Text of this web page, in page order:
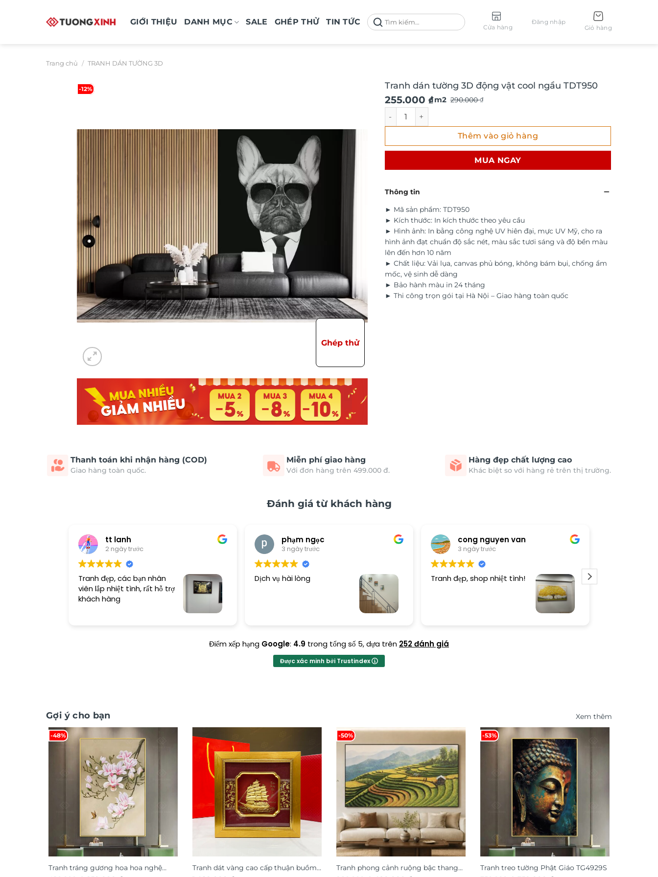
GIỚI THIỆU DANH MỤC SALE GHÉP THỬ TIN TỨC
Tìm
kiếm:
Cửa hàng
Đăng nhập
Giỏ hàng
Trang chủ / TRANH DÁN TƯỜNG 3D
-12%
Ghép thử
Tranh dán tường 3D động vật cool ngầu TDT950
290.000₫
Giá
gốc
là:
290.000 ₫.
255.000 ₫
Giá
hiện
tại
là:
/ m2
Tranh dán tường 3D động vật cool ngầu TDT950 số lượng
Thêm vào giỏ hàng
MUA NGAY
Thông tin
► Mã sản phẩm: TDT950
► Kích thước: In kích thước theo yêu cầu
► Hình ảnh: In bằng công nghệ UV hiên đại, mực UV Mỹ, cho ra
hình ảnh đạt chuẩn độ sắc nét, màu sắc tươi sáng và độ bền màu
lên đến hơn 10 năm
► Chất liệu: Vải lụa, canvas phủ bóng, không bám bụi, chống ẩm
mốc, vệ sinh dễ dàng
► Bảo hành màu in 24 tháng
► Thi công trọn gói tại Hà Nội – Giao hàng toàn quốc
Thanh toán khi nhận hàng (COD)
Giao hàng toàn quốc.
Miễn phí giao hàng
Với đơn hàng trên 499.000 đ.
Hàng đẹp chất lượng cao
Khác biệt so với hàng rẻ trên thị trường.
Đánh giá từ khách hàng
tt lanh
2 ngày trước
Tranh đẹp, các bạn nhân
viên lắp nhiệt tình, rất hỗ trợ
khách hàng
phạm ngọc
3 ngày trước
Dịch vụ hài lòng
cong nguyen van
3 ngày trước
Tranh đẹp, shop nhiệt tình!
Điểm xếp hạng Google: 4.9 trong tổng số 5,dựa trên 252 đánh giá
Được xác minh bởi Trustindex
Gợi ý cho bạn Xem thêm
-48%
Tranh tráng gương hoa hoa nghệ
Tranh dát vàng cao cấp thuận buồm
-50%
Tranh phong cảnh ruộng bậc thang
-53%
Tranh treo tường Phật Giáo TG4929S